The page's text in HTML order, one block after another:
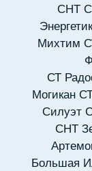
СНТ
Михтим
СТ
Могикан
Силуэт
СНТ
Большая